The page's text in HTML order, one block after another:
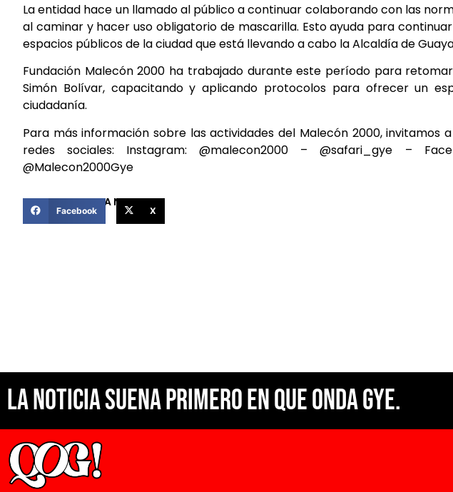
La entidad hace un llamado al público a continuar colaborando con las
al caminar y hacer uso obligatorio de mascarilla. Esto ayuda para
espacios públicos de la ciudad que está llevando a cabo la Alcaldía de
Fundación Malecón 2000 ha trabajado durante este período para
Simón Bolívar, capacitando y aplicando protocolos para ofrecer un
ciudadanía.
Para más información sobre las actividades del Malecón 2000, invitamos
redes sociales: Instagram: @malecon2000 – @safari_gye –
@Malecon2000Gye
COMPARTIR ESTA NOTICIA
Facebook X
La noticia suena primero en Que Onda Gye.